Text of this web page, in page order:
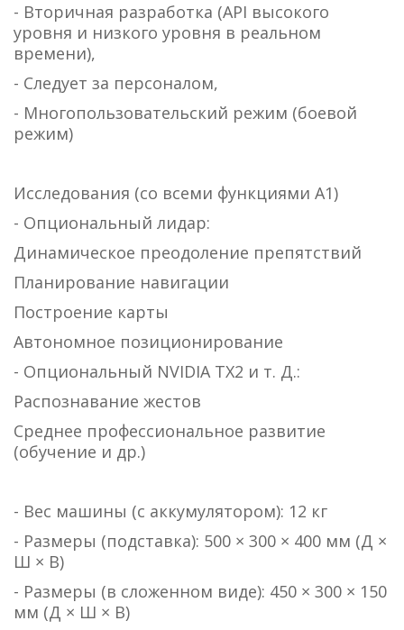
- Вторичная разработка (API высокого
уровня и низкого уровня в реальном
времени),
- Следует за персоналом,
- Многопользовательский режим (боевой
режим)
Исследования (со всеми функциями А1)
- Опциональный лидар:
Динамическое преодоление препятствий
Планирование навигации
Построение карты
Автономное позиционирование
- Опциональный NVIDIA TX2 и т. Д.:
Распознавание жестов
Среднее профессиональное развитие
(обучение и др.)
- Вес машины (с аккумулятором): 12 кг
- Размеры (подставка): 500 × 300 × 400 мм (Д ×
Ш × В)
- Размеры (в сложенном виде): 450 × 300 × 150
мм (Д × Ш × В)